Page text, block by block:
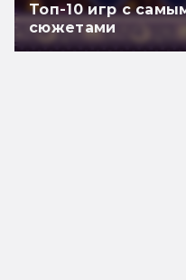
Топ-10 игр с
сюжетами